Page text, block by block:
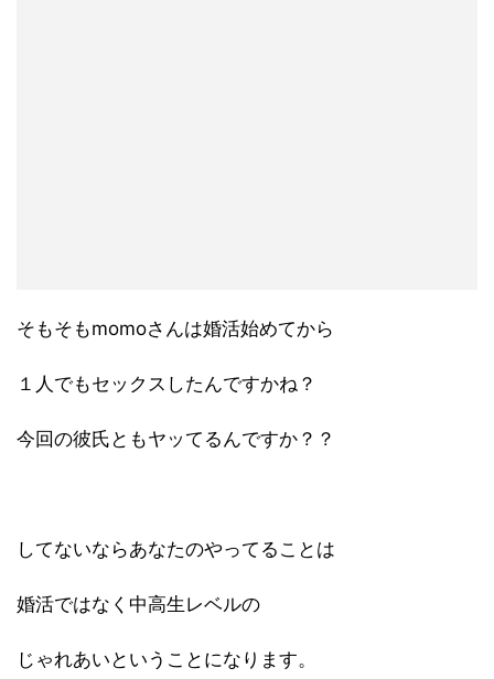
そもそもmomoさんは婚活始めてから
１人でもセックスしたんですかね？
今回の彼氏ともヤッてるんですか？？
してないならあなたのやってることは
婚活ではなく中高生レベルの
じゃれあいということになります。